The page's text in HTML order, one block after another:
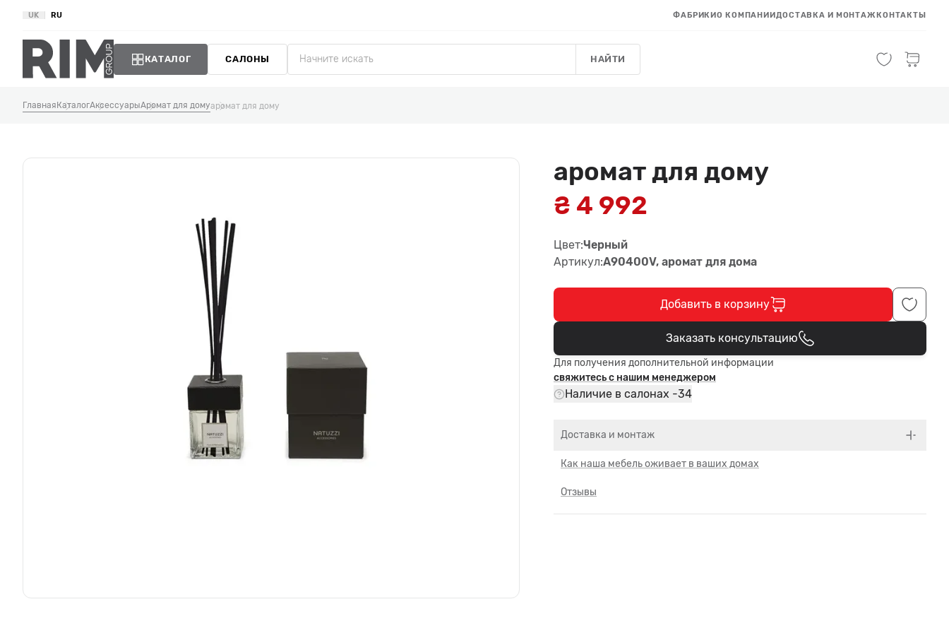
UK RU ФАБРИКИО КОМПАНИИДОСТАВКА И МОНТАЖКОНТАКТЫ
КАТАЛОГ САЛОНЫ НАЙТИ
Главная КаталогАксессуарыАромат для домуаромат для дому
аромат для дому
₴ 4 992
Цвет:Черный
Артикул:A90400V, аромат для дома
Добавить в корзину
В корзине
Заказать консультацию
Для получения дополнительной информации
свяжитесь с нашим менеджером
Наличие в салонах -34
Доставка и монтаж
Как наша мебель оживает в ваших домах
Отзывы